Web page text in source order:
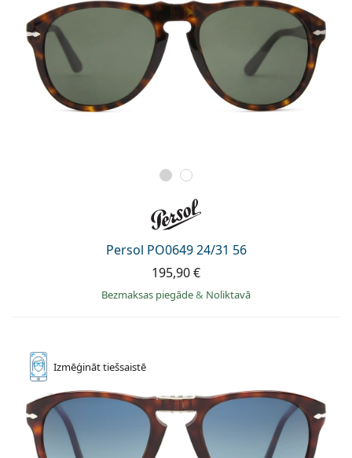
Persol PO0649 24/31 56
195,90 €
Bezmaksas piegāde& Noliktavā
Izmēģināttiešsaistē